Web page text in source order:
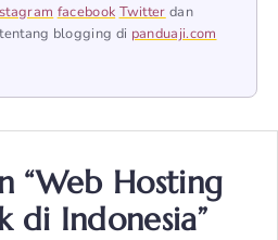
facebook Twitter dan
blogging di panduaji.com
“Web Hosting
di Indonesia”